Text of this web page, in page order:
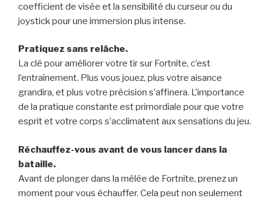
coefficient de visée et la sensibilité du curseur ou du
joystick pour une immersion plus intense.
Pratiquez sans relâche.
La clé pour améliorer votre tir sur Fortnite, c’est
l’entraînement. Plus vous jouez, plus votre aisance
grandira, et plus votre précision s’affinera. L’importance
de la pratique constante est primordiale pour que votre
esprit et votre corps s’acclimatent aux sensations du jeu.
Réchauffez-vous avant de vous lancer dans la
bataille.
Avant de plonger dans la mêlée de Fortnite, prenez un
moment pour vous échauffer. Cela peut non seulement